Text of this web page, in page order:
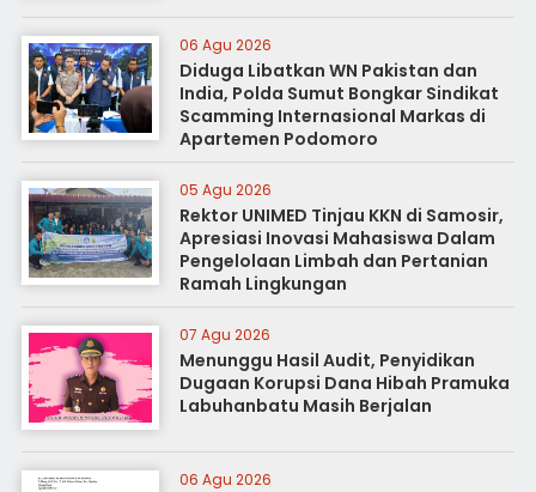
06 Agu 2026
Diduga Libatkan WN Pakistan dan
India, Polda Sumut Bongkar Sindikat
Scamming Internasional Markas di
Apartemen Podomoro
05 Agu 2026
Rektor UNIMED Tinjau KKN di Samosir,
Apresiasi Inovasi Mahasiswa Dalam
Pengelolaan Limbah dan Pertanian
Ramah Lingkungan
07 Agu 2026
Menunggu Hasil Audit, Penyidikan
Dugaan Korupsi Dana Hibah Pramuka
Labuhanbatu Masih Berjalan
06 Agu 2026